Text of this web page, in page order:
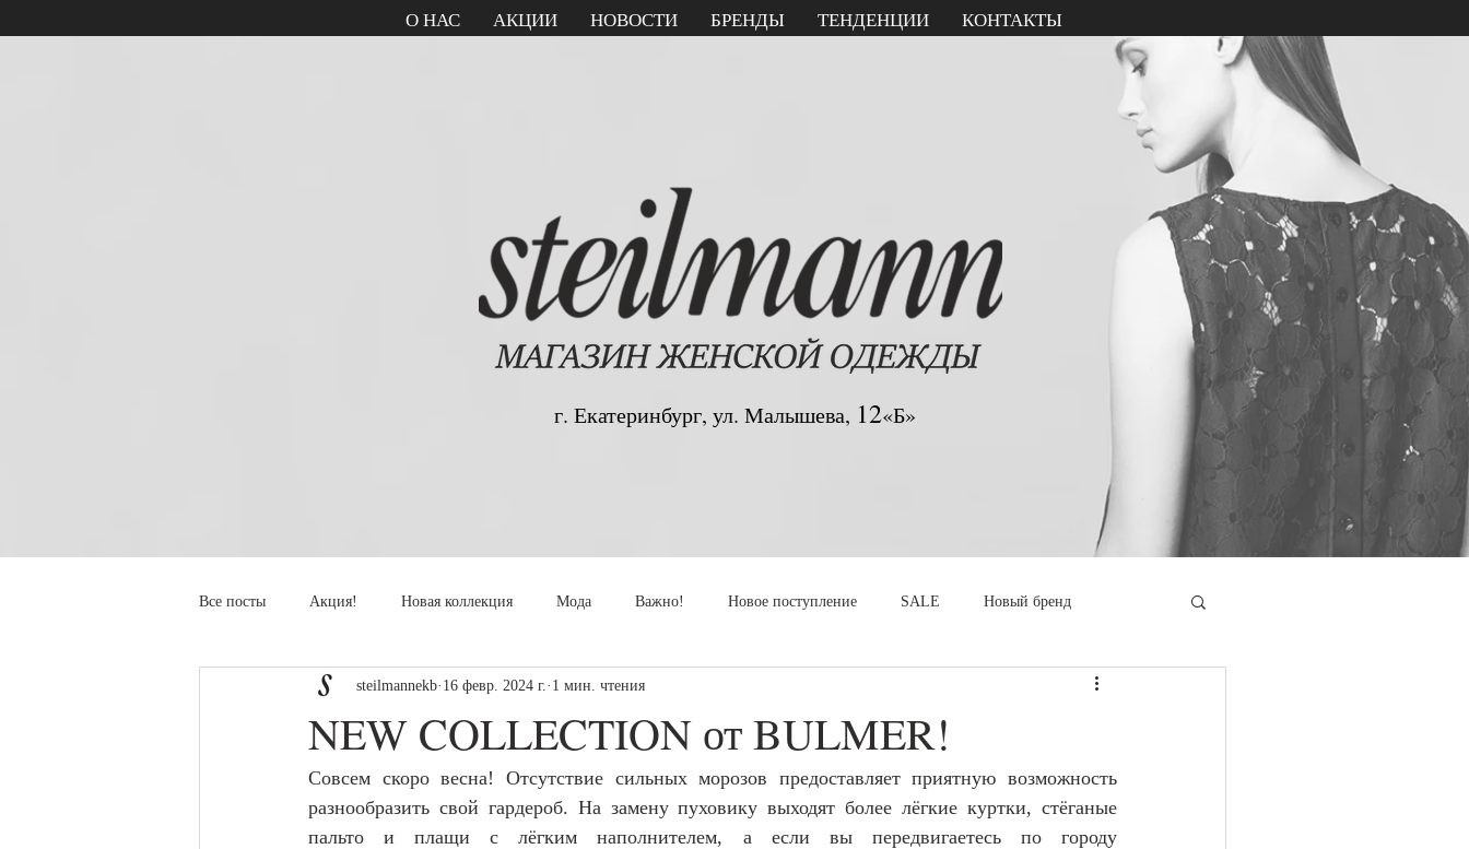
г. Екатеринбург, ул. Малышева, 12«Б»
О НАС АКЦИИ НОВОСТИ БРЕНДЫ ТЕНДЕНЦИИ КОНТАКТЫ
Все посты Акция! Новая коллекция Мода Важно! Новое поступление SALE Новый бренд
NEW COLLECTION от BULMER!
steilmannekb 16 февр. 2024 г. 1 мин. чтения
Совсем скоро весна! Отсутствие сильных морозов предоставляет приятную возможность
разнообразить свой гардероб. На замену пуховику выходят более лёгкие куртки, стёганые
пальто и плащи с лёгким наполнителем, а если вы передвигаетесь по городу